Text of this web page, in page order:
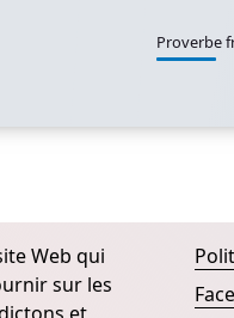
Proverbe
Web qui
sur les